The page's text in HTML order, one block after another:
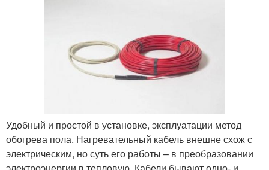
Удобный и простой в установке, эксплуатации метод
обогрева пола. Нагревательный кабель внешне схож с
электрическим, но суть его работы – в преобразовании